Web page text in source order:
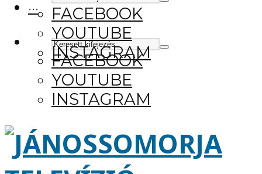
FACEBOOK
YOUTUBE
INSTAGRAM
···
FACEBOOK
YOUTUBE
INSTAGRAM